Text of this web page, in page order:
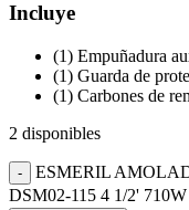
Incluye
(1) Empuñadura
(1) Guarda de
(1) Carbones de
2 disponibles
ESMERIL
DSM02-115 4 1/2' 710W